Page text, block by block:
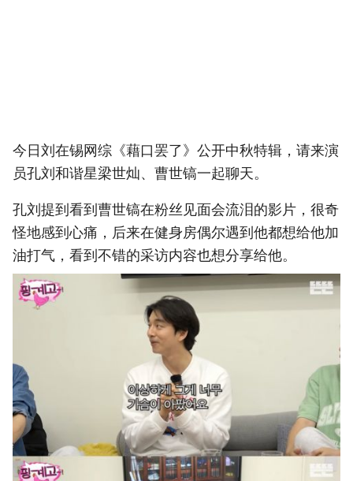
今日刘在锡网综《藉口罢了》公开中秋特辑，请来演
员孔刘和谐星梁世灿、曹世镐一起聊天。
孔刘提到看到曹世镐在粉丝见面会流泪的影片，很奇
怪地感到心痛，后来在健身房偶尔遇到他都想给他加
油打气，看到不错的采访内容也想分享给他。